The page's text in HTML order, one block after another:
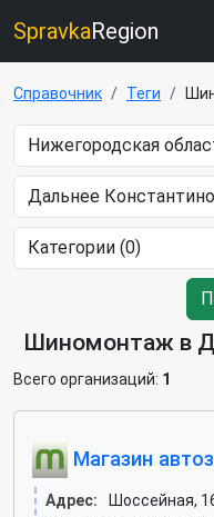
SpravkaRegion
Справочник Теги
Шиномонтаж в
Всего организаций: 1
Магазин
Адрес:
Шоссейная,